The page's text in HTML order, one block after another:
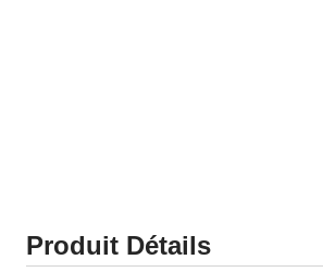
Produit Détails